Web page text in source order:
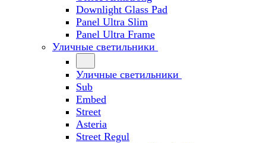
Downlight Glass Pad
Panel Ultra Slim
Panel Ultra Frame
Уличные светильники
Уличные светильники
Sub
Embed
Street
Asteria
Street Regul